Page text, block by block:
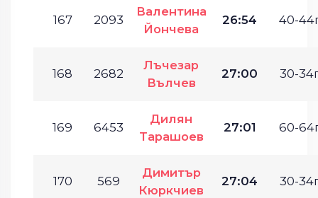
167 2093
Валентина
Йончева
26:54 40-
168 2682
Лъчезар
Вълчев
27:00 30-
169 6453
Дилян
Тарашоев
27:01 60-
170 569
Димитър
Кюркчиев
27:04 30-